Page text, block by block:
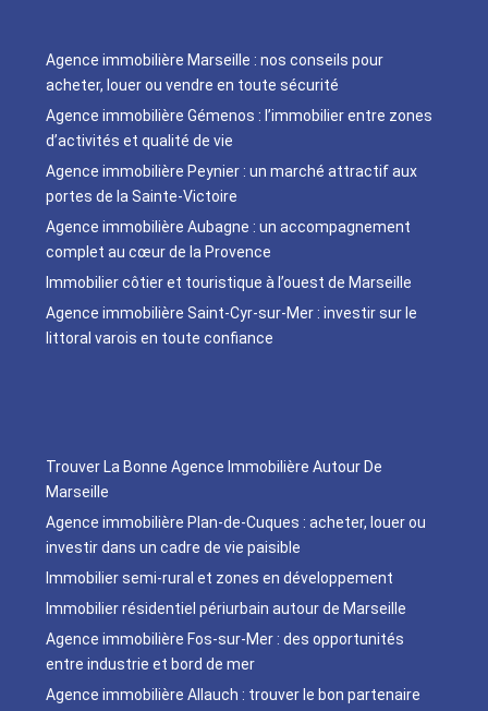
Agence immobilière Marseille : nos conseils pour
acheter, louer ou vendre en toute sécurité
Agence immobilière Gémenos : l’immobilier entre zones
d’activités et qualité de vie
Agence immobilière Peynier : un marché attractif aux
portes de la Sainte-Victoire
Agence immobilière Aubagne : un accompagnement
complet au cœur de la Provence
Immobilier côtier et touristique à l’ouest de Marseille
Agence immobilière Saint-Cyr-sur-Mer : investir sur le
littoral varois en toute confiance
Trouver La Bonne Agence Immobilière Autour De
Marseille
Agence immobilière Plan-de-Cuques : acheter, louer ou
investir dans un cadre de vie paisible
Immobilier semi-rural et zones en développement
Immobilier résidentiel périurbain autour de Marseille
Agence immobilière Fos-sur-Mer : des opportunités
entre industrie et bord de mer
Agence immobilière Allauch : trouver le bon partenaire